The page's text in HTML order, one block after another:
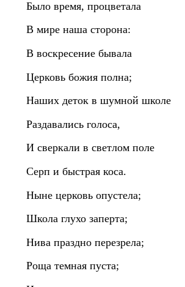
Было время, процветала
В мире наша сторона:
В воскресение бывала
Церковь божия полна;
Наших деток в шумной школе
Раздавались голоса,
И сверкали в светлом поле
Серп и быстрая коса.
Ныне церковь опустела;
Школа глухо заперта;
Нива праздно перезрела;
Роща темная пуста;